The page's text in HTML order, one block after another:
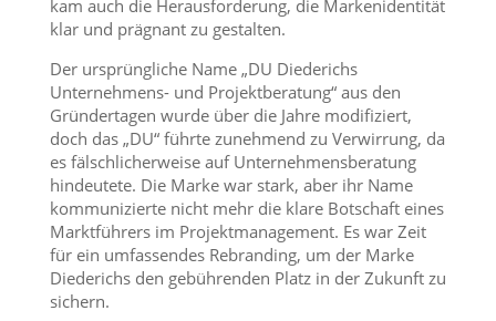
kam auch die Herausforderung, die Markenidentität
klar und prägnant zu gestalten.
Der ursprüngliche Name „DU Diederichs
Unternehmens- und Projektberatung“ aus den
Gründertagen wurde über die Jahre modifiziert,
doch das „DU“ führte zunehmend zu Verwirrung, da
es fälschlicherweise auf Unternehmensberatung
hindeutete. Die Marke war stark, aber ihr Name
kommunizierte nicht mehr die klare Botschaft eines
Marktführers im Projektmanagement. Es war Zeit
für ein umfassendes Rebranding, um der Marke
Diederichs den gebührenden Platz in der Zukunft zu
sichern.